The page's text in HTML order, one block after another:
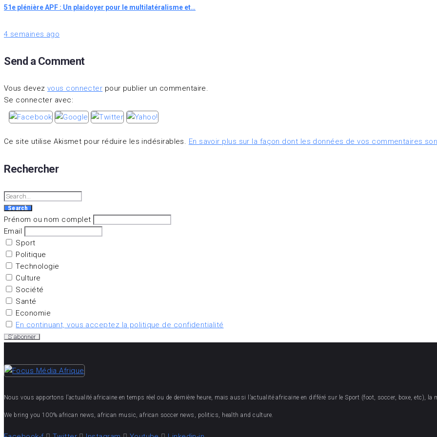
51e plénière APF : Un plaidoyer pour le multilatéralisme et…
4 semaines ago
Send a Comment
Vous devez vous connecter pour publier un commentaire.
Se connecter avec:
Ce site utilise Akismet pour réduire les indésirables. En savoir plus sur la façon dont les données de vos commentaires
Rechercher
Search
for:
Search
Prénom ou nom complet
Email
Sport
Politique
Technologie
Culture
Société
Santé
Economie
En continuant, vous acceptez la politique de confidentialité
Nous vous apportons l’actualité africaine en temps réel ou de dernière heure, mais aussi l’actualité africaine en différé sur le Sport (foot, soccer, boxe, etc), la
We bring you 100% african news, african music, african soccer news, politics, health and culture.